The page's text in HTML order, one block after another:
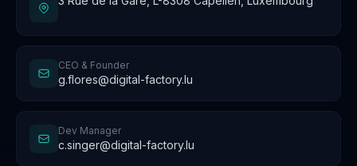
CEO & Founder
g.flores@digital-factory.lu
Dev Manager
c.singer@digital-factory.lu